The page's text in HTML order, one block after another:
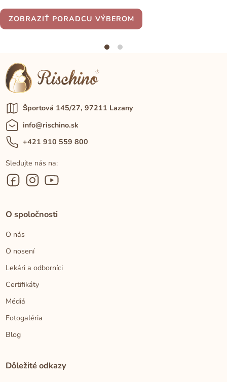
ZOBRAZIŤ PORADCU VÝBEROM
Športová 145/27, 97211 Lazany
info@rischino.sk
+421 910 559 800
Sledujte nás na:
O spoločnosti
O nás
O nosení
Lekári a odborníci
Certifikáty
Médiá
Fotogaléria
Blog
Dôležité odkazy